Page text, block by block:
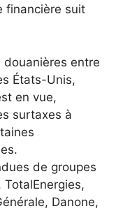
financière suit
douanières entre
États-Unis,
en vue,
surtaxes à
de groupes
TotalEnergies,
Danone,